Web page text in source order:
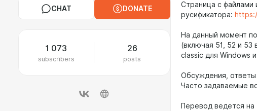
CHAT DONATE
1 073
subscribers
26
posts
Страница с файлами
русификатора:
На данный момент
(включая 51, 52 и 53
classic для Windows
Обсуждения,
Часто задаваемые
Перевод ведется